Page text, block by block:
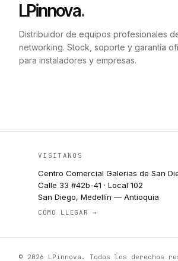
LPinnova.
Distribuidor de equipos profesionales
networking. Stock, soporte y garantía
para instaladores y empresas.
VISITANOS
Centro Comercial Galerias de San
Calle 33 #42b-41 · Local 102
San Diego, Medellín — Antioquia
CÓMO LLEGAR →
© 2026 LPinnova. Todos los derechos